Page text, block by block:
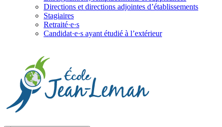
Directions et directions adjointes d’établissements
Stagiaires
Retraité·e·s
Candidat·e·s ayant étudié à l’extérieur